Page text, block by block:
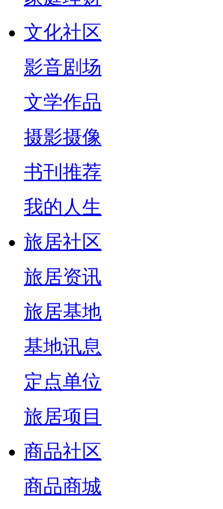
文化社区
影音剧场
文学作品
摄影摄像
书刊推荐
我的人生
旅居社区
旅居资讯
旅居基地
基地讯息
定点单位
旅居项目
商品社区
商品商城